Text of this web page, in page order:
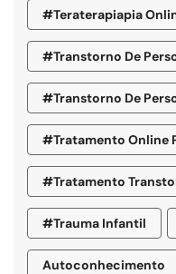
#teraterapiapia
#transtorno De
#Transtorno De
#tratamento Online
#tratamento
#trauma Infantil
Autoconhecimento